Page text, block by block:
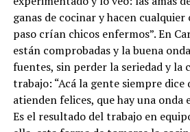
experimentado y lo veo: las amas
ganas de cocinar y hacen cualquier
paso crían chicos enfermos”. En
están comprobadas y la buena
fuentes, sin perder la seriedad y la
trabajo: “Acá la gente siempre dice
atienden felices, que hay una onda
Es el resultado del trabajo en